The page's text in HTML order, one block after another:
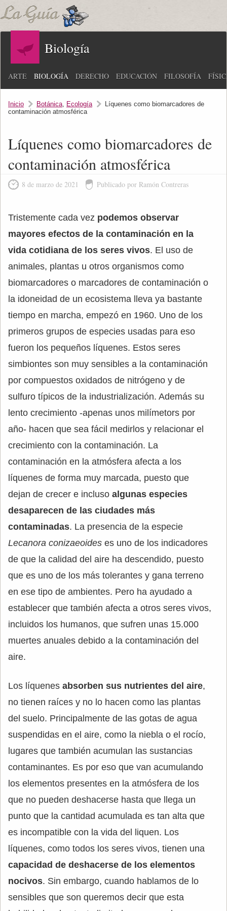
Biología
ARTE BIOLOGÍA DERECHO EDUCACIÓN FILOSOFÍA
Inicio Botánica, Ecología
Líquenes como biomarcadores de
contaminación atmosférica
Líquenes como biomarcadores de
contaminación atmosférica
8 de marzo de 2021 Publicado por Ramón Contreras
Tristemente cada vez podemos observar
mayores efectos de la contaminación en la
vida cotidiana de los seres vivos. El uso de
animales, plantas u otros organismos como
biomarcadores o marcadores de contaminación o
la idoneidad de un ecosistema lleva ya bastante
tiempo en marcha, empezó en 1960. Uno de los
primeros grupos de especies usadas para eso
fueron los pequeños líquenes. Estos seres
simbiontes son muy sensibles a la contaminación
por compuestos oxidados de nitrógeno y de
sulfuro típicos de la industrialización. Además su
lento crecimiento -apenas unos milímetors por
año- hacen que sea fácil medirlos y relacionar el
crecimiento con la contaminación. La
contaminación en la atmósfera afecta a los
líquenes de forma muy marcada, puesto que
dejan de crecer e incluso algunas especies
desaparecen de las ciudades más
contaminadas. La presencia de la especie
Lecanora conizaeoides es uno de los indicadores
de que la calidad del aire ha descendido, puesto
que es uno de los más tolerantes y gana terreno
en ese tipo de ambientes. Pero ha ayudado a
establecer que también afecta a otros seres vivos,
incluidos los humanos, que sufren unas 15.000
muertes anuales debido a la contaminación del
aire.
Los líquenes absorben sus nutrientes del aire,
no tienen raíces y no lo hacen como las plantas
del suelo. Principalmente de las gotas de agua
suspendidas en el aire, como la niebla o el rocío,
lugares que también acumulan las sustancias
contaminantes. Es por eso que van acumulando
los elementos presentes en la atmósfera de los
que no pueden deshacerse hasta que llega un
punto que la cantidad acumulada es tan alta que
es incompatible con la vida del liquen. Los
líquenes, como todos los seres vivos, tienen una
capacidad de deshacerse de los elementos
nocivos. Sin embargo, cuando hablamos de lo
sensibles que son queremos decir que esta